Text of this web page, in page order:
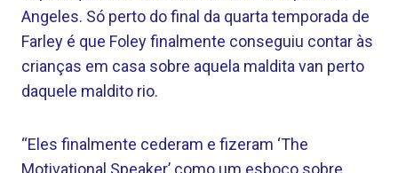
Angeles. Só perto do final da quarta temporada de
Farley é que Foley finalmente conseguiu contar às
crianças em casa sobre aquela maldita van perto
daquele maldito rio.
“Eles finalmente cederam e fizeram ‘The
Motivational Speaker’ como um esboço sobre